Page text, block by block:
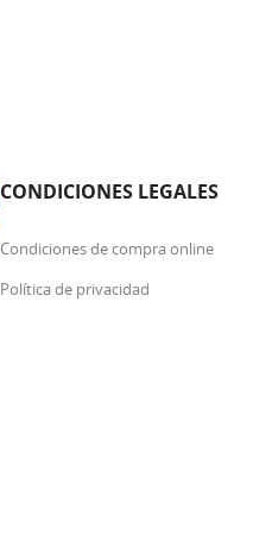
CONDICIONES LEGALES
Condiciones de compra online
Política de privacidad